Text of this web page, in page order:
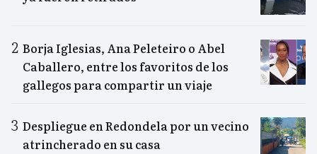
Borja Iglesias, Ana Peleteiro o Abel
Caballero, entre los favoritos de los
gallegos para compartir un viaje
Despliegue en Redondela por un vecino
atrincherado en su casa